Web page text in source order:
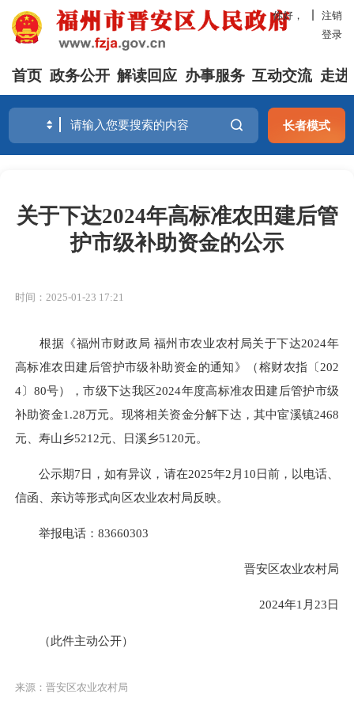
你好，
注销
登录
首页 政务公开 解读回应 办事服务 互动交流 走进
长者模式
关于下达2024年高标准农田建后管
护市级补助资金的公示
时间：2025-01-23 17:21
根据《福州市财政局 福州市农业农村局关于下达2024年
高标准农田建后管护市级补助资金的通知》（榕财农指〔202
4〕80号），市级下达我区2024年度高标准农田建后管护市级
补助资金1.28万元。现将相关资金分解下达，其中宦溪镇2468
元、寿山乡5212元、日溪乡5120元。
公示期7日，如有异议，请在2025年2月10日前，以电话、
信函、亲访等形式向区农业农村局反映。
举报电话：83660303
晋安区农业农村局
2024年1月23日
（此件主动公开）
来源：晋安区农业农村局